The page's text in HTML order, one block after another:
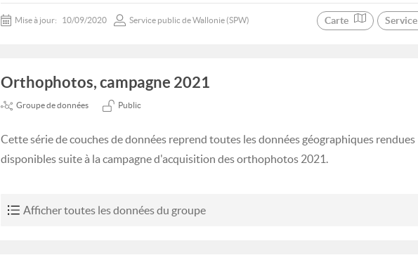
Mise à jour: 10/09/2020 Service public de Wallonie (SPW) Carte Service
Orthophotos, campagne 2021
Groupe de données Public
Cette série de couches de données reprend toutes les données géographiques rendues
disponibles suite à la campagne d'acquisition des orthophotos 2021.
Afficher toutes les données du groupe